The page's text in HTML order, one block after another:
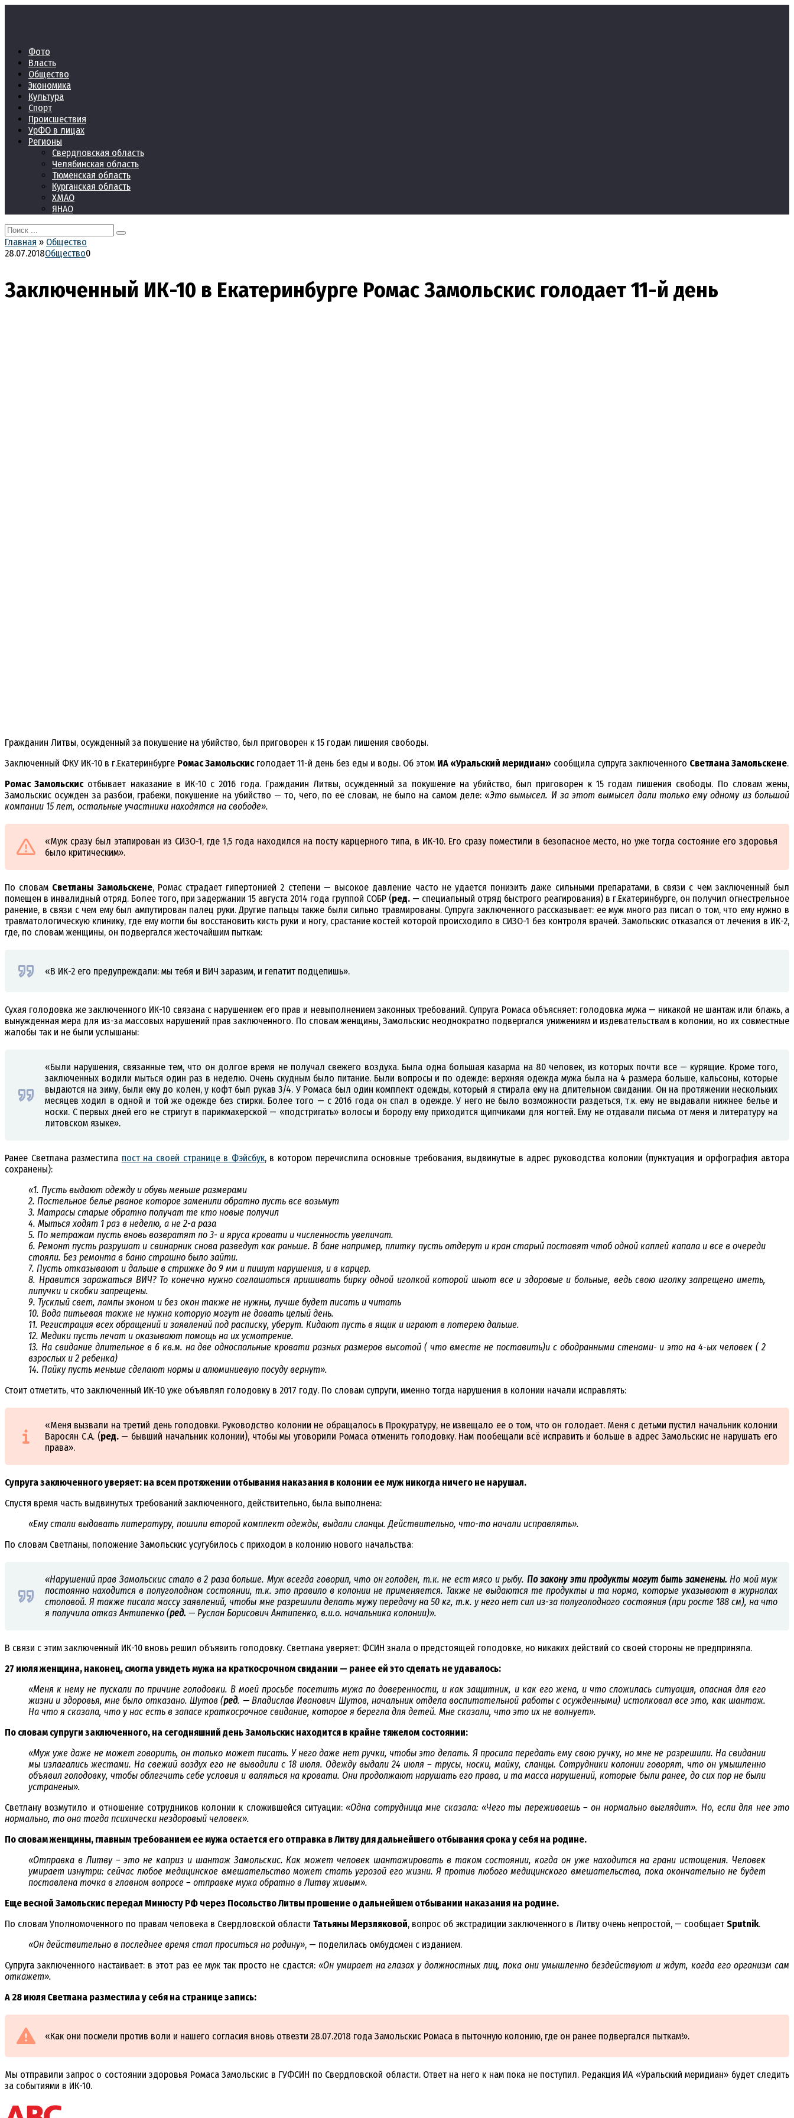
Фото
Власть
Общество
Экономика
Культура
Спорт
Происшествия
УрФО в лицах
Регионы
Свердловская область
Челябинская область
Тюменская область
Курганская область
ХМАО
ЯНАО
Search
for:
Главная » Общество
28.07.2018Общество0
Заключенный ИК-10 в Екатеринбурге Ромас Замольскис голодает 11-й день
Гражданин Литвы, осужденный за покушение на убийство, был приговорен к 15 годам лишения свободы.
Заключенный ФКУ ИК-10 в г.Екатеринбурге Ромас Замольскисголодает 11-й день без еды и воды. Об этом ИА «Уральский меридиан» сообщила супруга заключенного Светлана Замольскене.
Ромас Замольскисотбывает наказание в ИК-10 с 2016 года. Гражданин Литвы, осужденный за покушение на убийство, был приговорен к 15 годам лишения свободы. По словам жены,
Замольскис осужден за разбои, грабежи, покушение на убийство — то, чего, по её словам, не было на самом деле: «Это вымысел. И за этот вымысел дали только ему одному из большой
компании 15 лет, остальные участники находятся на свободе».
«Муж сразу был этапирован из СИЗО-1, где 1,5 года находился на посту карцерного типа, в ИК-10. Его сразу поместили в безопасное место, но уже тогда состояние его здоровья
было критическим».
По словам Светланы Замольскене, Ромас страдает гипертонией 2 степени — высокое давление часто не удается понизить даже сильными препаратами, в связи с чем заключенный был
помещен в инвалидный отряд. Более того, при задержании 15 августа 2014 года группой СОБР (ред.— специальный отряд быстрого реагирования) в г.Екатеринбурге, он получил огнестрельное
ранение, в связи с чем ему был ампутирован палец руки. Другие пальцы также были сильно травмированы. Супруга заключенного рассказывает: ее муж много раз писал о том, что ему нужно в
травматологическую клинику, где ему могли бы восстановить кисть руки и ногу, срастание костей которой происходило в СИЗО-1 без контроля врачей. Замольскис отказался от лечения в ИК-2,
где, по словам женщины, он подвергался жесточайшим пыткам:
«В ИК-2 его предупреждали: мы тебя и ВИЧ заразим, и гепатит подцепишь».
Сухая голодовка же заключенного ИК-10 связана с нарушением его прав и невыполнением законных требований. Супруга Ромаса объясняет: голодовка мужа — никакой не шантаж или блажь, а
вынужденная мера для из-за массовых нарушений прав заключенного. По словам женщины, Замольскис неоднократно подвергался унижениям и издевательствам в колонии, но их совместные
жалобы так и не были услышаны:
«Были нарушения, связанные тем, что он долгое время не получал свежего воздуха. Была одна большая казарма на 80 человек, из которых почти все — курящие. Кроме того,
заключенных водили мыться один раз в неделю. Очень скудным было питание. Были вопросы и по одежде: верхняя одежда мужа была на 4 размера больше, кальсоны, которые
выдаются на зиму, были ему до колен, у кофт был рукав 3/4. У Ромаса был один комплект одежды, который я стирала ему на длительном свидании. Он на протяжении нескольких
месяцев ходил в одной и той же одежде без стирки. Более того — с 2016 года он спал в одежде. У него не было возможности раздеться, т.к. ему не выдавали нижнее белье и
носки. С первых дней его не стригут в парикмахерской — «подстригать» волосы и бороду ему приходится щипчиками для ногтей. Ему не отдавали письма от меня и литературу на
литовском языке».
Ранее Светлана разместила пост на своей странице в Фэйсбук, в котором перечислила основные требования, выдвинутые в адрес руководства колонии (пунктуация и орфография автора
сохранены):
«1. Пусть выдают одежду и обувь меньше размерами
2. Постельное белье рваное которое заменили обратно пусть все возьмут
3. Матрасы старые обратно получат те кто новые получил
4. Мыться ходят 1 раз в неделю, а не 2-а раза
5. По метражам пусть вновь возвратят по 3- и яруса кровати и численность увеличат.
6. Ремонт пусть разрушат и свинарник снова разведут как раньше. В бане например, плитку пусть отдерут и кран старый поставят чтоб одной каплей капала и все в очереди
стояли. Без ремонта в баню страшно было зайти.
7. Пусть отказывают и дальше в стрижке до 9 мм и пишут нарушения, и в карцер.
8. Нравится заражаться ВИЧ? То конечно нужно соглашаться пришивать бирку одной иголкой которой шьют все и здоровые и больные, ведь свою иголку запрещено иметь,
липучки и скобки запрещены.
9. Тусклый свет, лампы эконом и без окон также не нужны, лучше будет писать и читать
10. Вода питьевая также не нужна которую могут не давать целый день.
11. Регистрация всех обращений и заявлений под расписку, уберут. Кидают пусть в ящик и играют в лотерею дальше.
12. Медики пусть лечат и оказывают помощь на их усмотрение.
13. На свидание длительное в 6 кв.м. на две односпальные кровати разных размеров высотой ( что вместе не поставить)и с ободранными стенами- и это на 4-ых человек ( 2
взрослых и 2 ребенка)
14. Пайку пусть меньше сделают нормы и алюминиевую посуду вернут».
Стоит отметить, что заключенный ИК-10 уже объявлял голодовку в 2017 году. По словам супруги, именно тогда нарушения в колонии начали исправлять:
«Меня вызвали на третий день голодовки. Руководство колонии не обращалось в Прокуратуру, не извещало ее о том, что он голодает. Меня с детьми пустил начальник колонии
Варосян С.А. (ред.— бывший начальник колонии), чтобы мы уговорили Ромаса отменить голодовку. Нам пообещали всё исправить и больше в адрес Замольскис не нарушать его
права».
Супруга заключенного уверяет: на всем протяжении отбывания наказания в колонии ее муж никогда ничего не нарушал.
Спустя время часть выдвинутых требований заключенного, действительно, была выполнена:
«Ему стали выдавать литературу, пошили второй комплект одежды, выдали сланцы. Действительно, что-то начали исправлять».
По словам Светланы, положение Замольскис усугубилось с приходом в колонию нового начальства:
«Нарушений прав Замольскис стало в 2 раза больше. Муж всегда говорил, что он голоден, т.к. не ест мясо и рыбу. По закону эти продукты могут быть заменены. Но мой муж
постоянно находится в полуголодном состоянии, т.к. это правило в колонии не применяется. Также не выдаются те продукты и та норма, которые указывают в журналах
столовой. Я также писала массу заявлений, чтобы мне разрешили делать мужу передачу на 50 кг, т.к. у него нет сил из-за полуголодного состояния (при росте 188 см), на что
я получила отказ Антипенко (ред. — Руслан БорисовичАнтипенко, в.и.о. начальника колонии)».
В связи с этим заключенный ИК-10 вновь решил объявить голодовку. Светлана уверяет: ФСИН знала о предстоящей голодовке, но никаких действий со своей стороны не предприняла.
27 июля женщина, наконец, смогла увидеть мужа на краткосрочном свидании — ранее ей это сделать не удавалось:
«Меня к нему не пускали по причине голодовки. В моей просьбе посетить мужа по доверенности, и как защитник, и как его жена, и что сложилась ситуация, опасная для его
жизни и здоровья, мне было отказано. Шутов (ред. — Владислав Иванович Шутов, начальник отдела воспитательной работы с осужденными) истолковал все это, как шантаж.
На что я сказала, что у нас есть в запасе краткосрочное свидание, которое я берегла для детей. Мне сказали, что это их не волнует».
По словам супруги заключенного, на сегодняшний день Замольскис находится в крайне тяжелом состоянии:
«Муж уже даже не может говорить, он только может писать. У него даже нет ручки, чтобы это делать. Я просила передать ему свою ручку, но мне не разрешили. На свидании
мы излагались жестами. На свежий воздух его не выводили с 18 июля. Одежду выдали 24 июля – трусы, носки, майку, сланцы. Сотрудники колонии говорят, что он умышленно
объявил голодовку, чтобы облегчить себе условия и валяться на кровати. Они продолжают нарушать его права, и та масса нарушений, которые были ранее, до сих пор не были
устранены».
Светлану возмутило и отношение сотрудников колонии к сложившейся ситуации:«Одна сотрудница мне сказала: «Чего ты переживаешь – он нормально выглядит». Но, если для нее это
нормально, то она тогда психически нездоровый человек».
По словам женщины, главным требованием ее мужа остается его отправка в Литву для дальнейшего отбывания срока у себя на родине.
«Отправка в Литву – это не каприз и шантаж Замольскис. Как может человек шантажировать в таком состоянии, когда он уже находится на грани истощения. Человек
умирает изнутри: сейчас любое медицинское вмешательство может стать угрозой его жизни. Я против любого медицинского вмешательства, пока окончательно не будет
поставлена точка в главном вопросе – отправке мужа обратно в Литву живым».
Еще весной Замольскис передал Минюсту РФ через Посольство Литвы прошение о дальнейшем отбывании наказания на родине.
По словам Уполномоченного по правам человека в Свердловской области Татьяны Мерзляковой, вопрос об экстрадиции заключенного в Литву очень непростой, — сообщает Sputnik.
«Он действительно в последнее время стал проситься на родину», — поделилась омбудсмен с изданием.
Супруга заключенного настаивает: в этот раз ее муж так просто не сдастся: «Он умирает на глазах у должностных лиц, пока они умышленно бездействуют и ждут, когда его организм сам
откажет».
А 28 июля Светлана разместила у себя на странице запись:
«Как они посмели против воли и нашего согласия вновь отвезти 28.07.2018 года Замольскис Ромаса в пыточную колонию, где он ранее подвергался пыткам!».
Мы отправили запрос о состоянии здоровья Ромаса Замольскис в ГУФСИН по Свердловской области. Ответ на него к нам пока не поступил. Редакция ИА «Уральский меридиан» будет следить
за событиями в ИК-10.